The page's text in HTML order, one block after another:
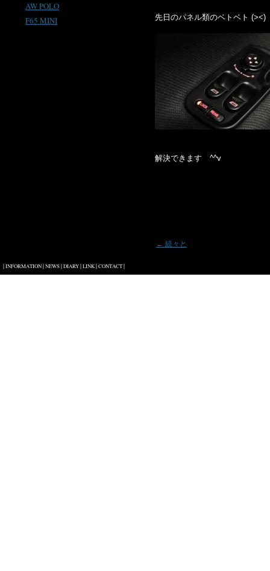
AW POLO
F65 MINI
先日のパネル類のベトベト (><)
解決できます ^^v
投稿ナビゲーション
← 続々と
|INFORMATION|NEWS|DIARY|LINK|CONTACT|